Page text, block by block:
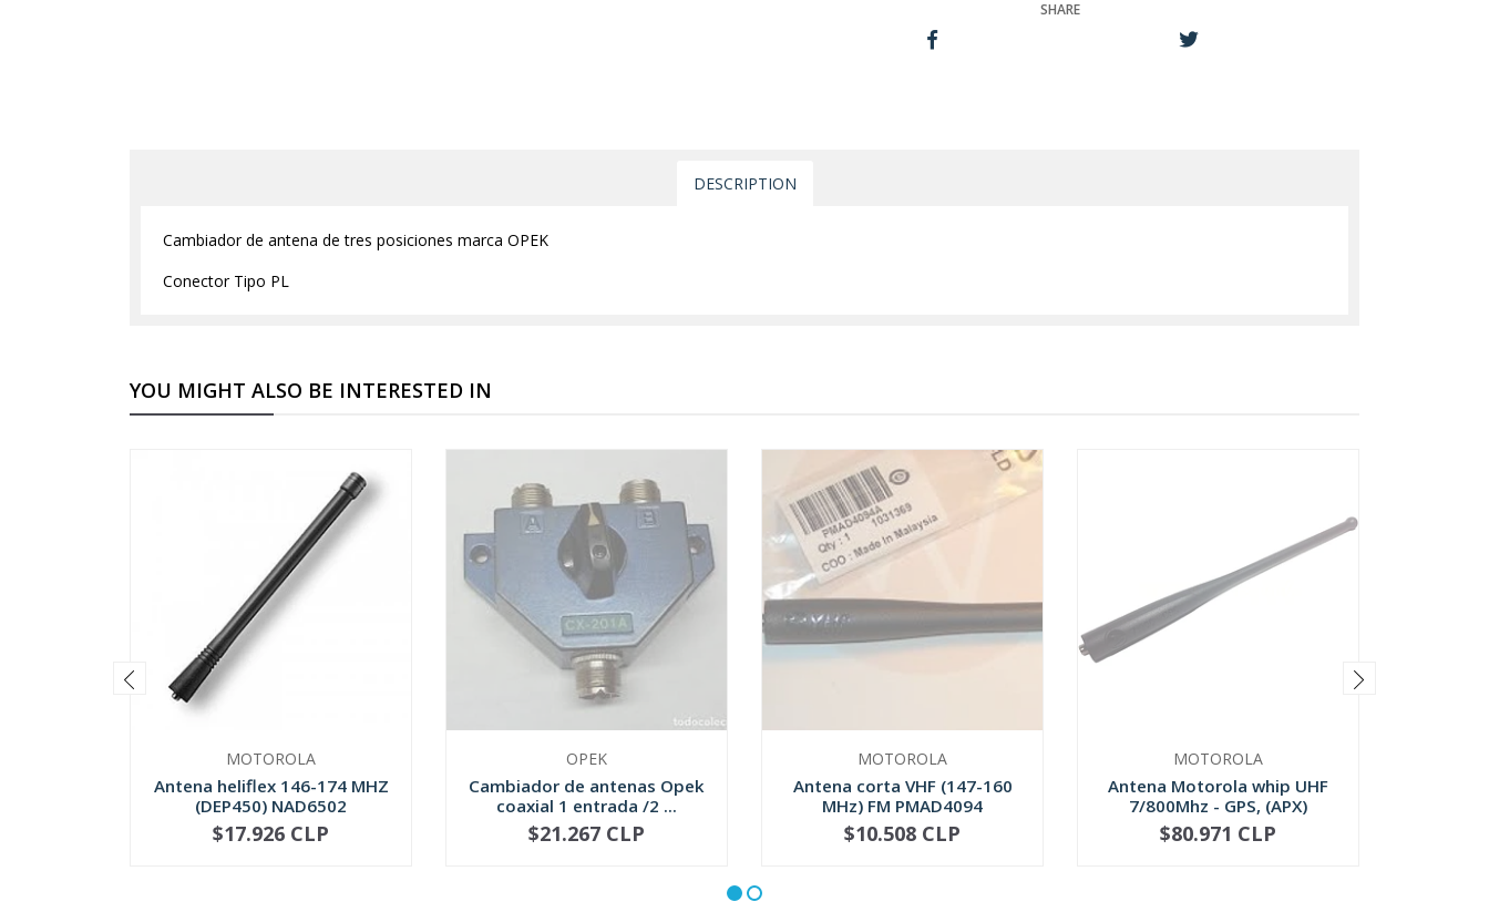
SHARE
DESCRIPTION
Cambiador de antena de tres posiciones marca OPEK
Conector Tipo PL
YOU MIGHT ALSO BE INTERESTED IN
MOTOROLA
Antena heliflex 146-174 MHZ
(DEP450) NAD6502
+
$17.926 CLP
OPEK
Cambiador de antenas Opek
coaxial 1 entrada /2 ...
NOT AVAILABLE
$21.267 CLP
MOTOROLA
Antena corta VHF (147-160
MHz) FM PMAD4094
NOT AVAILABLE
$10.508 CLP
MOTOROLA
Antena Motorola whip UHF
7/800Mhz - GPS, (APX)
NOT AVAILABLE
$80.971 CLP